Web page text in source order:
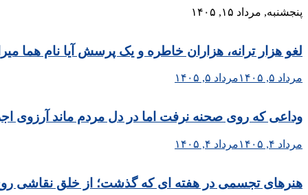
Skip
پنجشنبه, مرداد ۱۵, ۱۴۰۵
لغو هزار ترانه، هزاران خاطره و یک پرسش آیا نام هما
مرداد ۵, ۱۴۰۵ مرداد ۵, ۱۴۰۵
وداعی که روی صحنه نرفت اما در دل مردم ماند آرزوی
مرداد ۴, ۱۴۰۵ مرداد ۴, ۱۴۰۵
هنرهای تجسمی در هفته ای که گذشت؛ از خلق نقاشی روح